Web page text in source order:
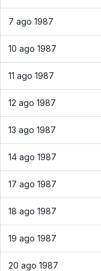
7 ago 1987
10 ago 1987
11 ago 1987
12 ago 1987
13 ago 1987
14 ago 1987
17 ago 1987
18 ago 1987
19 ago 1987
20 ago 1987